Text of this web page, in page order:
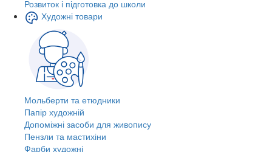
Розвиток і підготовка до школи
Художні товари
Мольберти та етюдники
Папір художній
Допоміжні засоби для живопису
Пензли та мастихіни
Фарби художні